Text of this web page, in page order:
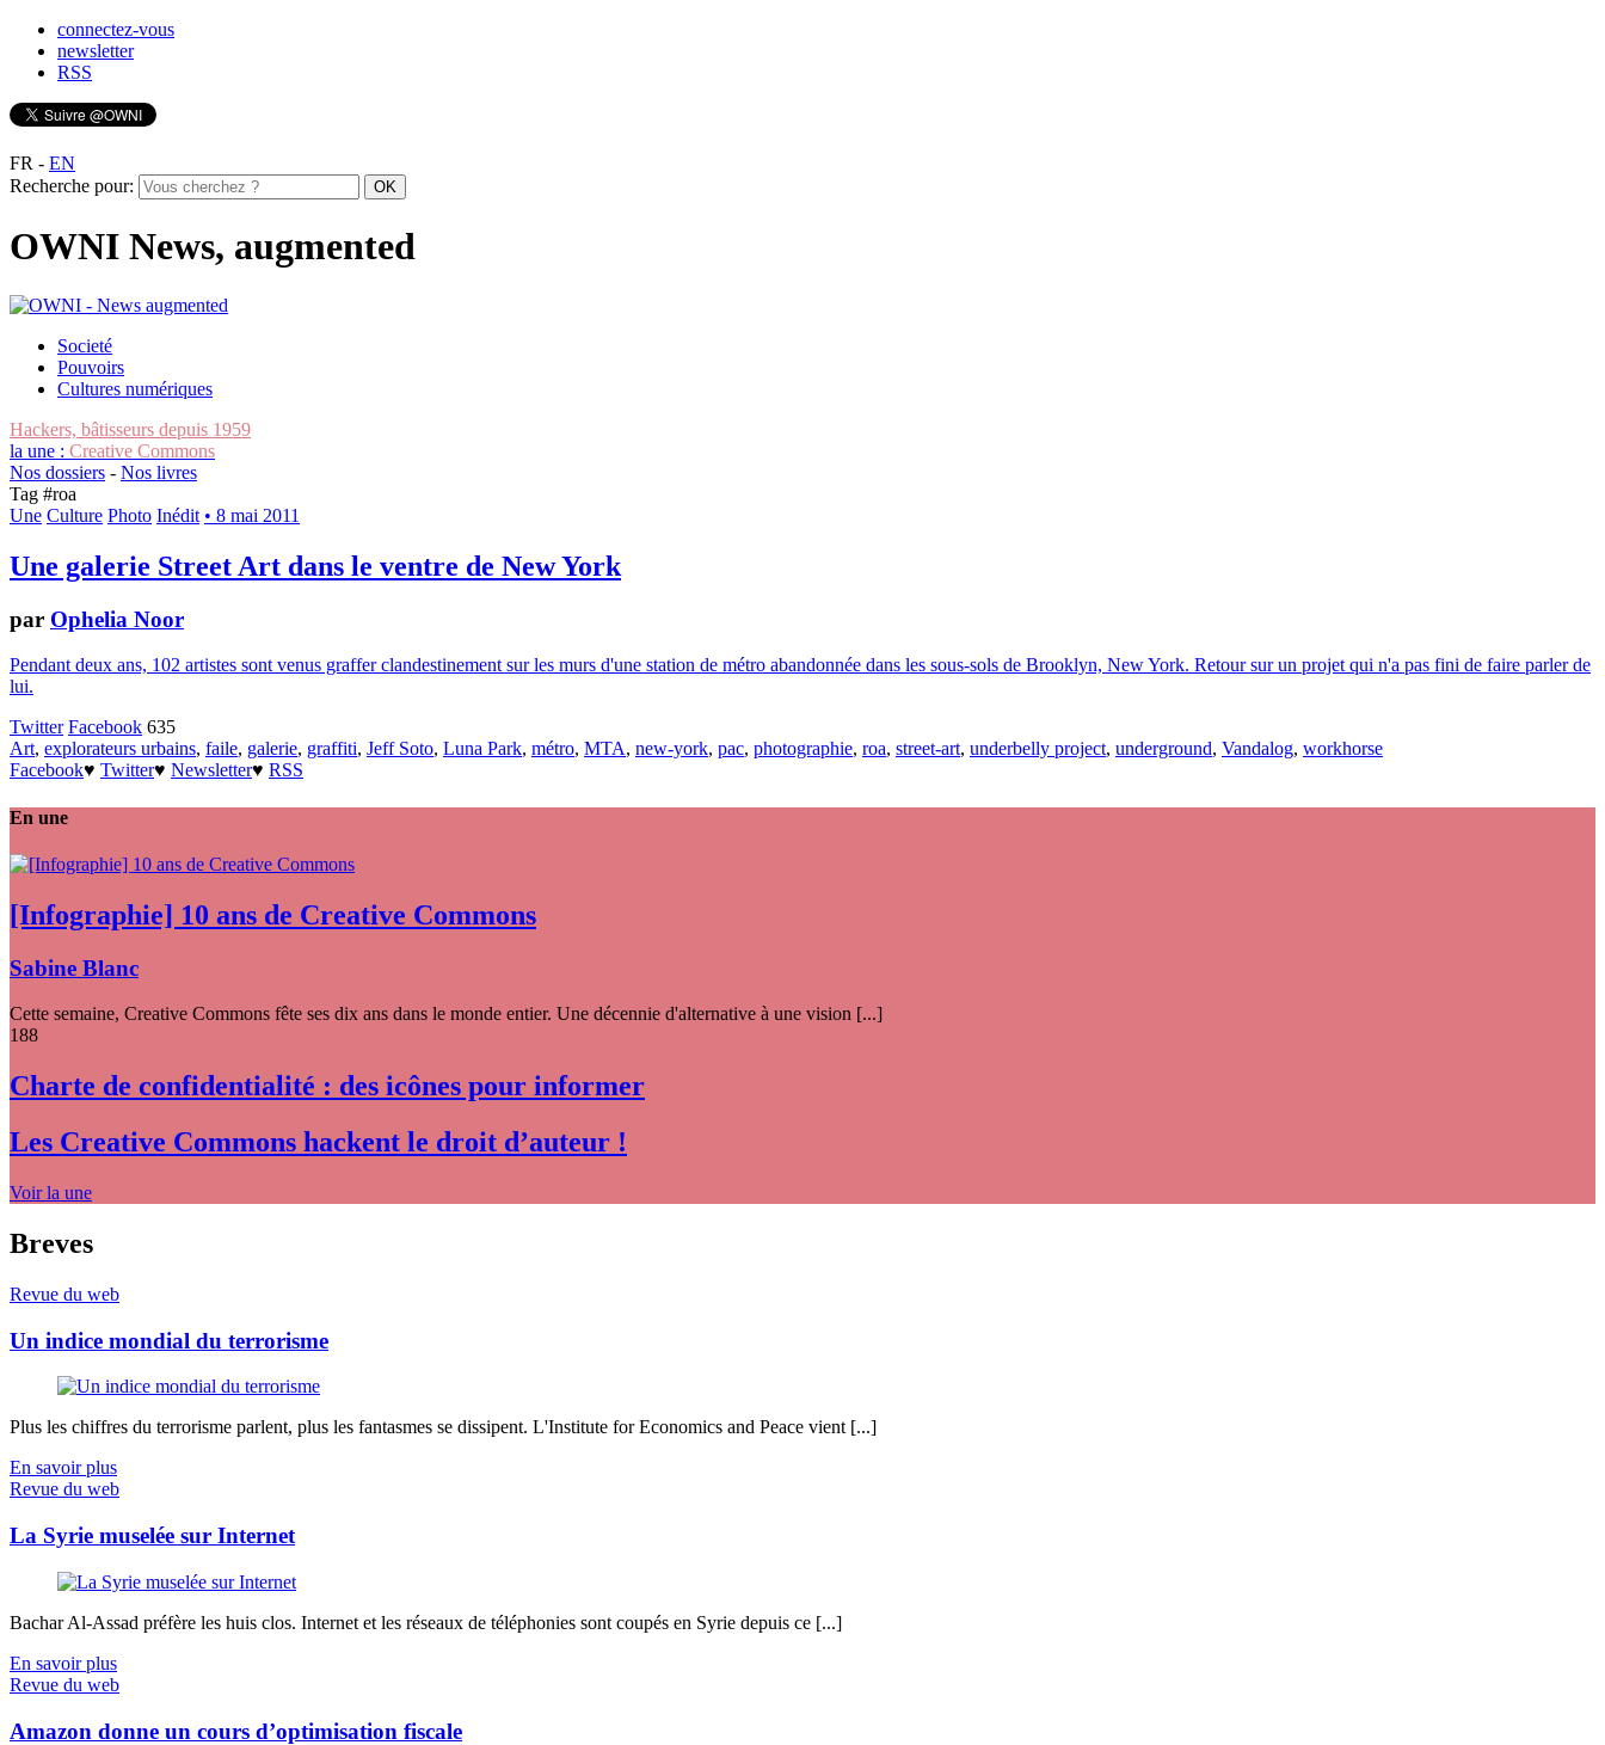
connectez-vous
newsletter
RSS
FR - EN
Recherche pour:
OWNI News, augmented
Societé
Pouvoirs
Cultures numériques
Hackers, bâtisseurs depuis 1959
la une : Creative Commons
Nos dossiers - Nos livres
Tag #roa
Une Culture Photo Inédit • 8 mai 2011
Une galerie Street Art dans le ventre de New York
par Ophelia Noor
Pendant deux ans, 102 artistes sont venus graffer clandestinement sur les murs d'une station de métro abandonnée dans les sous-sols de Brooklyn, New York. Retour sur un projet qui n'a pas fini de faire parler de
lui.
Twitter Facebook 635
Art, explorateurs urbains, faile, galerie, graffiti, Jeff Soto, Luna Park, métro, MTA, new-york, pac, photographie, roa, street-art, underbelly project, underground, Vandalog, workhorse
Facebook♥ Twitter♥ Newsletter♥ RSS
En une
[Infographie] 10 ans de Creative Commons
Sabine Blanc
Cette semaine, Creative Commons fête ses dix ans dans le monde entier. Une décennie d'alternative à une vision [...]
188
Charte de confidentialité : des icônes pour informer
Les Creative Commons hackent le droit d’auteur !
Voir la une
Breves
Revue du web
Un indice mondial du terrorisme
Plus les chiffres du terrorisme parlent, plus les fantasmes se dissipent. L'Institute for Economics and Peace vient [...]
En savoir plus
Revue du web
La Syrie muselée sur Internet
Bachar Al-Assad préfère les huis clos. Internet et les réseaux de téléphonies sont coupés en Syrie depuis ce [...]
En savoir plus
Revue du web
Amazon donne un cours d’optimisation fiscale